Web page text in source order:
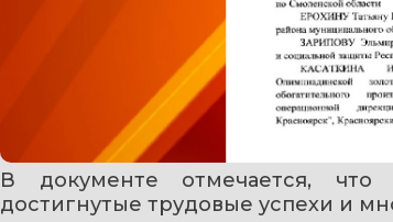
В документе отмечается, что
достигнутые трудовые успехи и